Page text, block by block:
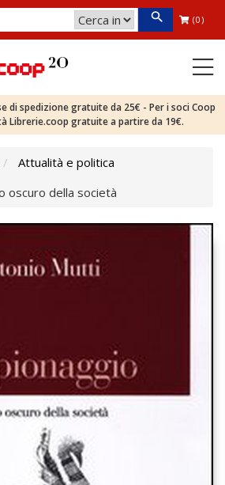
(0)
di spedizione gratuite da 25€ - Per i soci Coop
Librerie.coop gratuite a partire da 19€.
Attualità e politica
oscuro della società